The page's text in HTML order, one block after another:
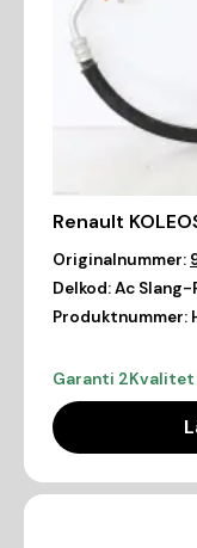
Renault
Originalnummer:
Delkod:Ac Slang-
Produktnummer:
Garanti 2Kvalitet